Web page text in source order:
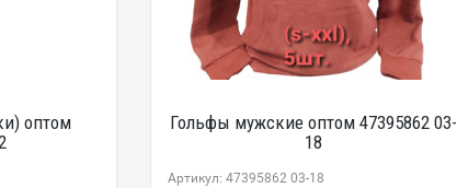
оптом
Гольфы мужские оптом 47395862 03-
18
Артикул: 47395862 03-18